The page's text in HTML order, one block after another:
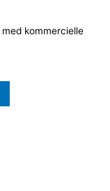
kommercielle